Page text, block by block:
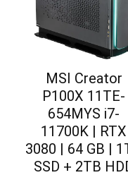
MSI Creator
P100X 11TE-
654MYS i7-
11700K | RTX
3080 | 64 GB |
SSD + 2TB